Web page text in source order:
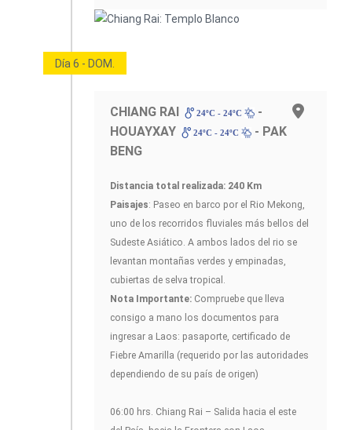
Día 6 - DOM.
CHIANG RAI 24ºC - 24ºC
-
HOUAYXAY
24ºC - 24ºC
- PAK
BENG
Distancia total realizada: 240 Km
Paisajes: Paseo en barco por el Rio Mekong,
uno de los recorridos fluviales más bellos del
Sudeste Asiático. A ambos lados del rio se
levantan montañas verdes y empinadas,
cubiertas de selva tropical.
Nota Importante: Compruebe que lleva
consigo a mano los documentos para
ingresar a Laos: pasaporte, certificado de
Fiebre Amarilla (requerido por las autoridades
dependiendo de su país de origen)
06:00 hrs. Chiang Rai – Salida hacia el este